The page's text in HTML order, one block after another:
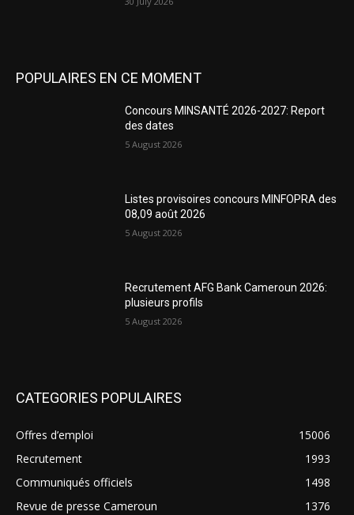
POPULAIRES EN CE MOMENT
Concours MINSANTÉ 2026-2027: Report
des dates
5 August 2026
Listes provisoires concours MINFOPRA des
08,09 août 2026
5 August 2026
Recrutement AFG Bank Cameroun 2026:
plusieurs profils
5 August 2026
CATEGORIES POPULAIRES
Offres d’emploi
15006
Recrutement
1993
Communiqués officiels
1498
Revue de presse Cameroun
1376